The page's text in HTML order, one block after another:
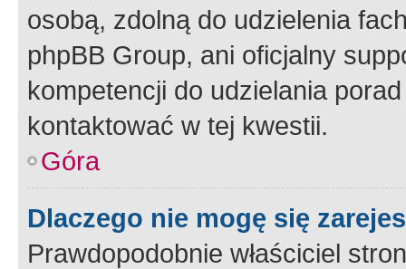
osobą, zdolną do udzielenia
phpBB Group, ani oficjalny
kompetencji do udzielania
kontaktować w tej kwestii.
Góra
Dlaczego nie mogę się
Prawdopodobnie właściciel